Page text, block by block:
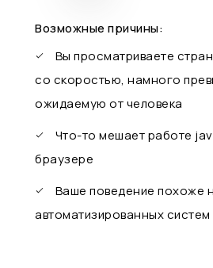
Возможные причины:
Вы просматриваете
со скоростью, намного
ожидаемую от человека
Что-то мешает работе
браузере
Ваше поведение похоже
автоматизированных систем